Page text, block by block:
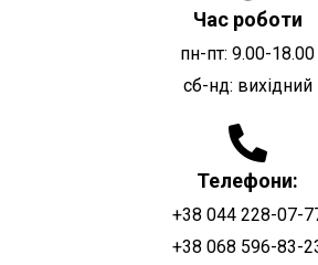
Час роботи
пн-пт: 9.00-18.00
сб-нд: вихідний
Телефони:
+38 044 228-07-
+38 068 596-83-